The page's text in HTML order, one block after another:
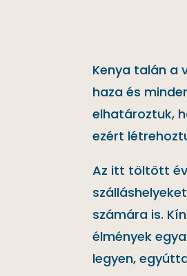
Kenya talán a
haza és
elhatároztuk,
ezért
Az itt töltött
számára is.
élmények
legyen,